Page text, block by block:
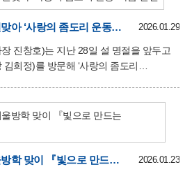
부한 경험과 지혜를 바탕으로 지역사회
희정 황성동장은
이번 성금은 2026년
통해 경주시 내 어려운 이웃들을 지원하는
경주 성동새마을금고, 설맞아 ‘사랑의 좀도리 운동’ 나눔 실천 2026.01.29
진창호)는 지난 28일 설 명절을 앞두고
희정)를 방문해 ‘사랑의 좀도리
이 밥을 지을 때마다 쌀을 모아 어려운
신을 계승하는 전통적 나눔 운동이다.
을 통해 지역사회 곳곳에 따뜻한 온기를
황성동 마을문화관, 겨울방학 맞이 『빛으로 만드는 이야기』프로그램 성료 2026.01.23